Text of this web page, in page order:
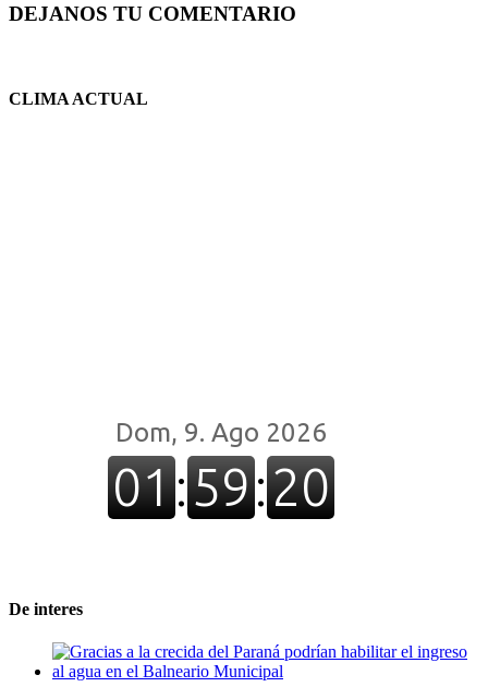
DEJANOS TU COMENTARIO
CLIMA ACTUAL
De interes